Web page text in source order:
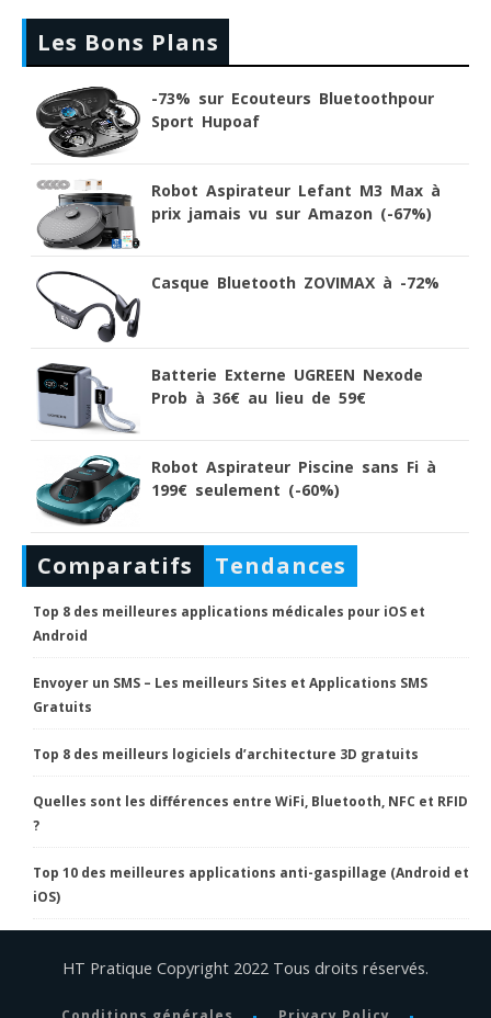
Les Bons Plans
-73% sur Ecouteurs Bluetoothpour
Sport Hupoaf
Robot Aspirateur Lefant M3 Max à
prix jamais vu sur Amazon (-67%)
Casque Bluetooth ZOVIMAX à -72%
Batterie Externe UGREEN Nexode
Prob à 36€ au lieu de 59€
Robot Aspirateur Piscine sans Fi à
199€ seulement (-60%)
Comparatifs Tendances
Top 8 des meilleures applications médicales pour iOS et
Android
Envoyer un SMS – Les meilleurs Sites et Applications SMS
Gratuits
Top 8 des meilleurs logiciels d’architecture 3D gratuits
Quelles sont les différences entre WiFi, Bluetooth, NFC et RFID
?
Top 10 des meilleures applications anti-gaspillage (Android et
iOS)
HT Pratique Copyright 2022 Tous droits réservés.